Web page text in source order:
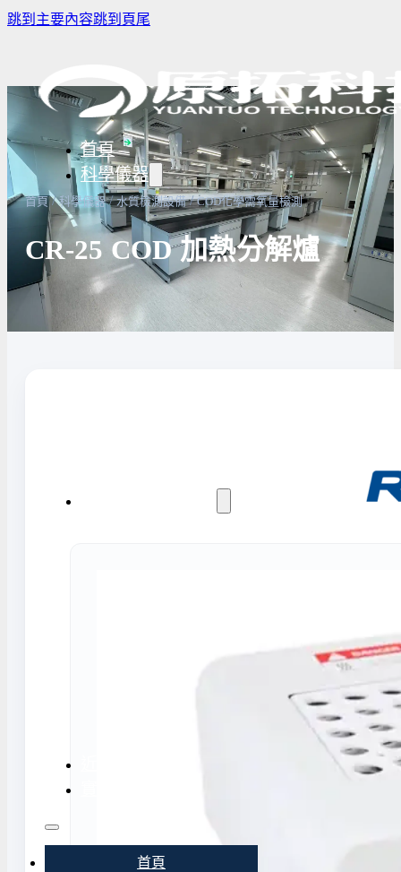
跳到主要內容跳到頁尾
首頁
科學儀器
樣品濃縮/乾燥前處理設備
微量分注吸管pipette
實驗室攪拌器 | 振盪機
實驗室冰箱 / 冷凍櫃
高溫爐
生物安全
高壓滅菌
實驗室紫
天花板工程
環境汙染防治
首頁
首頁 / 科學儀器 / 水質檢測設備 / COD化學需氧量檢測
CR-25 COD 加熱分解爐